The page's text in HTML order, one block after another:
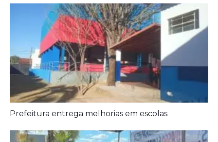
Prefeitura entrega melhorias em escolas